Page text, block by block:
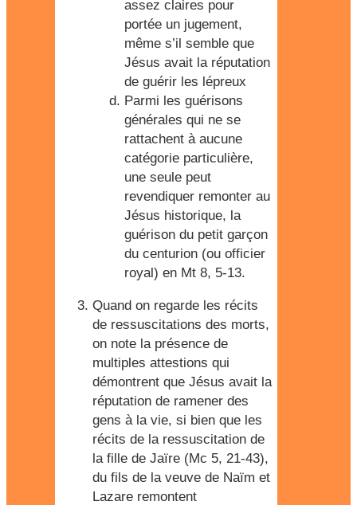
assez claires pour
portée un jugement,
même s’il semble que
Jésus avait la réputation
de guérir les lépreux
Parmi les guérisons
générales qui ne se
rattachent à aucune
catégorie particulière,
une seule peut
revendiquer remonter au
Jésus historique, la
guérison du petit garçon
du centurion (ou officier
royal) en Mt 8, 5-13.
Quand on regarde les récits
de ressuscitations des morts,
on note la présence de
multiples attestions qui
démontrent que Jésus avait la
réputation de ramener des
gens à la vie, si bien que les
récits de la ressuscitation de
la fille de Jaïre (Mc 5, 21-43),
du fils de la veuve de Naïm et
Lazare remontent